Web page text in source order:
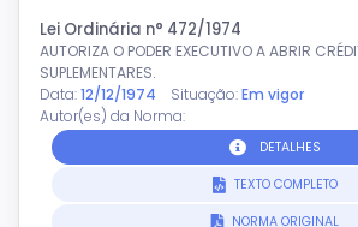
Lei Ordinária n° 472/1974
AUTORIZA O PODER EXECUTIVO A ABRIR
SUPLEMENTARES.
Data:12/12/1974 Situação: Em vigor
Autor(es) da Norma:
DETALHES
TEXTO COMPLETO
NORMA ORIGINAL